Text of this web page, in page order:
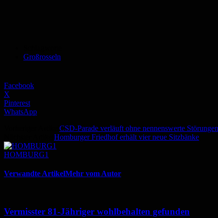
Großrosseln
Facebook
X
Pinterest
WhatsApp
CSD-Parade verläuft ohne nennenswerte Störungen
Homburger Friedhof erhält vier neue Sitzbänke
HOMBURG1
Verwandte ArtikelMehr vom Autor
Vermisster 81-Jähriger wohlbehalten gefunden